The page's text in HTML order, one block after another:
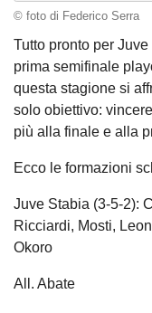
© foto di Federico Serra
Tutto pronto per
prima semifinale
questa stagione si
solo obiettivo:
più alla finale e alla
Ecco le formazioni
Juve Stabia (3-5-2):
Ricciardi, Mosti,
Okoro
All. Abate